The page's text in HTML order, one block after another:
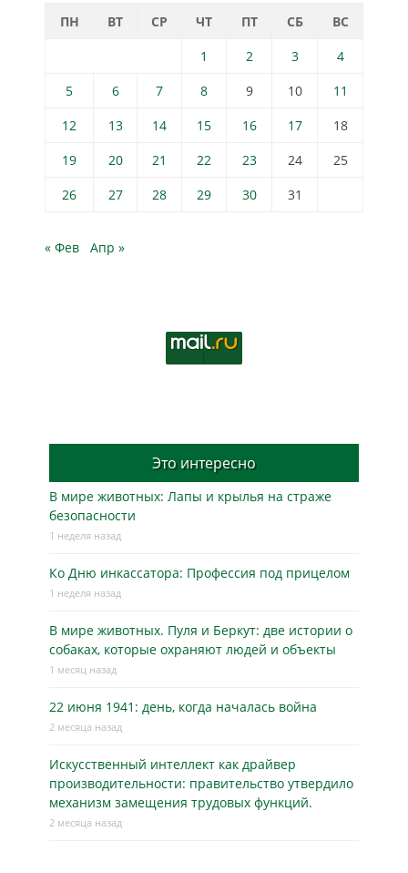
ПН ВТ СР ЧТ ПТ СБ
ВС
1
2 3
4
5
6 7 8 9 10
11
12
13 14 15 16 17
18
19
20 21 22 23 24
25
26
27 28 29 30 31
« Фев Апр »
Это интересно
В мире животных: Лапы и крылья на страже
безопасности
1 неделя назад
Ко Дню инкассатора: Профессия под прицелом
1 неделя назад
В мире животных. Пуля и Беркут: две истории о
собаках, которые охраняют людей и объекты
1 месяц назад
22 июня 1941: день, когда началась война
2 месяца назад
Искусственный интеллект как драйвер
производительности: правительство утвердило
механизм замещения трудовых функций.
2 месяца назад